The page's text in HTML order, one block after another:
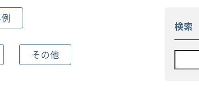
その他
検索